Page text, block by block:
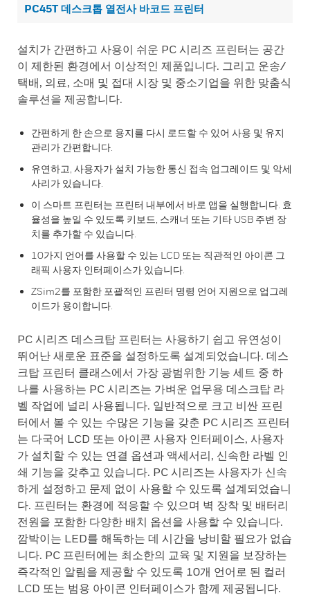
PC45T 데스크톱 열전사 바코드 프린터
설치가 간편하고 사용이 쉬운 PC 시리즈 프린터는 공간
이 제한된 환경에서 이상적인 제품입니다. 그리고 운송/
택배, 의료, 소매 및 접대 시장 및 중소기업을 위한 맞춤식
솔루션을 제공합니다.
간편하게 한 손으로 용지를 다시 로드할 수 있어 사용 및 유지
관리가 간편합니다.
유연하고, 사용자가 설치 가능한 통신 접속 업그레이드 및 악세
사리가 있습니다.
이 스마트 프린터는 프린터 내부에서 바로 앱을 실행합니다. 효
율성을 높일 수 있도록 키보드, 스캐너 또는 기타 USB 주변 장
치를 추가할 수 있습니다.
10가지 언어를 사용할 수 있는 LCD 또는 직관적인 아이콘 그
래픽 사용자 인터페이스가 있습니다.
ZSim2를 포함한 포괄적인 프린터 명령 언어 지원으로 업그레
이드가 용이합니다.
PC 시리즈 데스크탑 프린터는 사용하기 쉽고 유연성이
뛰어난 새로운 표준을 설정하도록 설계되었습니다. 데스
크탑 프린터 클래스에서 가장 광범위한 기능 세트 중 하
나를 사용하는 PC 시리즈는 가벼운 업무용 데스크탑 라
벨 작업에 널리 사용됩니다. 일반적으로 크고 비싼 프린
터에서 볼 수 있는 수많은 기능을 갖춘 PC 시리즈 프린터
는 다국어 LCD 또는 아이콘 사용자 인터페이스, 사용자
가 설치할 수 있는 연결 옵션과 액세서리, 신속한 라벨 인
쇄 기능을 갖추고 있습니다. PC 시리즈는 사용자가 신속
하게 설정하고 문제 없이 사용할 수 있도록 설계되었습니
다. 프린터는 환경에 적응할 수 있으며 벽 장착 및 배터리
전원을 포함한 다양한 배치 옵션을 사용할 수 있습니다.
깜박이는 LED를 해독하는 데 시간을 낭비할 필요가 없습
니다. PC 프린터에는 최소한의 교육 및 지원을 보장하는
즉각적인 알림을 제공할 수 있도록 10개 언어로 된 컬러
LCD 또는 범용 아이콘 인터페이스가 함께 제공됩니다.